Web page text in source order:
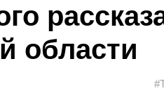
области